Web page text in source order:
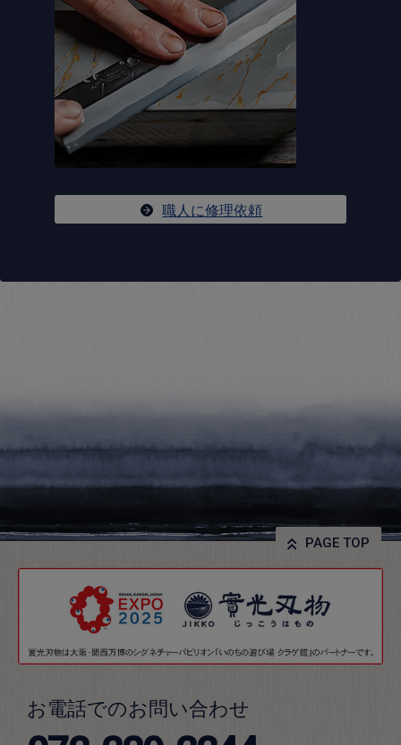
職人に修理依頼
PAGE TOP
お電話でのお問い合わせ